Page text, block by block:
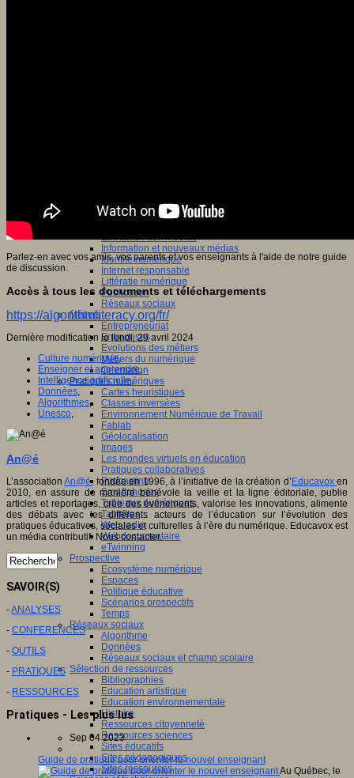
Culture des médias
Curation
Education aux médias
Information et nouveaux médias
Identité numérique
Internet responsable
Littératie numérique
Publication
Réseaux sociaux
Métiers
Entrepreneuriat
Entreprises
Evolutions des métiers
Métiers du numérique
Orientation
Pratiques numériques
Cartes heuristiques
Classes inversées
Environnement Numérique de Travail
Fablab
Géolocalisation
Images
Les mondes virtuels en éducation
Pratiques collaboratives
Podcasting
Smartphones
Tableaux numériques
Tablettes
Web radio
Webdocumentaire
eTwinning
Prospective
Ecosystème numérique
Espaces
Politique éducative
Scénarios prospectifs
Temps
Réseaux sociaux
Algorithme
Données
Réseaux sociaux et champ scolaire
Sélection de ressources
Bibliographies
Education artistique
Education environnementale
Histoire
Ressources citoyenneté
Ressources sciences
Sites éducatifs
Sites pédagogiques
Sites ressources
Parlez-en avec vos amis, vos parents et vos enseignants à l'aide de notre guide
de discussion.
Accès à tous les documents et téléchargements
https://algorithmliteracy.org/fr/
Dernière modification le lundi, 29 avril 2024
Culture numérique,
Enseigner et apprendre,
Intelligence artificielle,
Données,
Algorithmes,
Unesco,
An@é
L’associationAn@é, fondée en 1996, à l’initiative de la création d’ Educavoxen
2010, en assure de manière bénévole la veille et la ligne éditoriale, publie
articles et reportages, crée des événements, valorise les innovations, alimente
des débats avec les différents acteurs de l’éducation sur l’évolution des
pratiques éducatives, sociales et culturelles à l’ère du numérique. Educavox est
un média contributif. Nous contacter.
SAVOIR(S)
-ANALYSES
- CONFERENCES
- OUTILS
- PRATIQUES
- RESSOURCES
Pratiques - Les plus lus
Sep 04 2023
Guide de pratique pour orienter le nouvel enseignant
Au Québec, le